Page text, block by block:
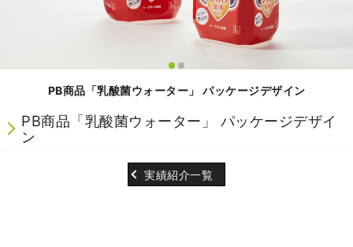
PB商品「乳酸菌ウォーター」 パッケージデザイン
PB商品「乳酸菌ウォーター」 パッケージデザイ
ン
実績紹介一覧